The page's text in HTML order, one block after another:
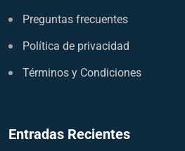
Preguntas frecuentes
Política de privacidad
Términos y Condiciones
Entradas Recientes